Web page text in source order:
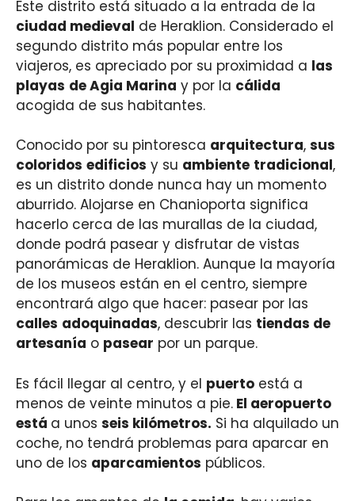
Este distrito está situado a la entrada de la
ciudad medieval de Heraklion. Considerado el
segundo distrito más popular entre los
viajeros, es apreciado por su proximidad a las
playas de Agia Marina y por la cálida
acogida de sus habitantes.
Conocido por su pintoresca arquitectura, sus
coloridos edificios y su ambiente tradicional,
es un distrito donde nunca hay un momento
aburrido. Alojarse en Chanioporta significa
hacerlo cerca de las murallas de la ciudad,
donde podrá pasear y disfrutar de vistas
panorámicas de Heraklion. Aunque la mayoría
de los museos están en el centro, siempre
encontrará algo que hacer: pasear por las
calles adoquinadas, descubrir las tiendas de
artesanía o pasear por un parque.
Es fácil llegar al centro, y el puerto está a
menos de veinte minutos a pie. El aeropuerto
está a unos seis kilómetros. Si ha alquilado un
coche, no tendrá problemas para aparcar en
uno de los aparcamientos públicos.